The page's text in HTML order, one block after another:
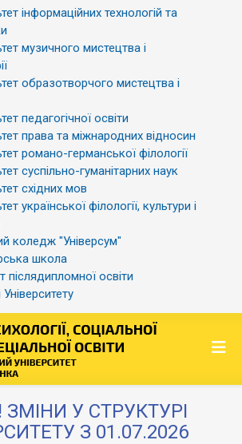
інформаційних технологій та
музичного мистецтва і
образотворчого мистецтва і
педагогічної освіти
права та міжнародних відносин
романо-германської філології
суспільно-гуманітарних наук
східних мов
української філології, культури і
коледж "Універсум"
школа
післядипломної освіти
ЗМІНИ У СТРУКТУРІ
З 01.07.2026